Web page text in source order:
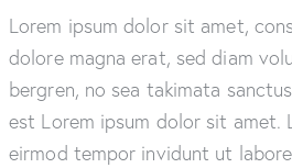
Lorem ipsum dolor sit amet,
dolore magna erat, sed diam
bergren, no sea takimata
est Lorem ipsum dolor sit amet.
eirmod tempor invidunt ut